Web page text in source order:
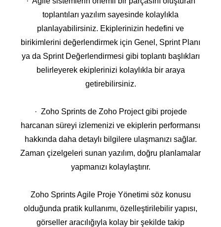
toplantıları yazılım sayesinde kolaylıkla
planlayabilirsiniz. Ekiplerinizin hedefini ve
birikimlerini değerlendirmek için Genel, Sprint Planı
ya da Sprint Değerlendirmesi gibi toplantı başlıkları
belirleyerek ekiplerinizi kolaylıkla bir araya
getirebilirsiniz.
· Zoho Sprints de Zoho Project gibi projede
harcanan süreyi izlemenizi ve ekiplerin performansı
hakkında daha detaylı bilgilere ulaşmanızı sağlar.
Zaman çizelgeleri sunan yazılım, doğru planlamalar
yapmanızı kolaylaştırır.
Zoho Sprints Agile Proje Yönetimi söz konusu
olduğunda pratik kullanımı, özelleştirilebilir yapısı,
görseller aracılığıyla kolay bir şekilde takip